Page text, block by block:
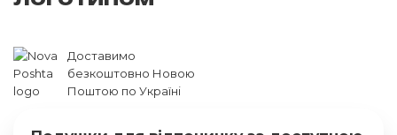
Доставимо
безкоштовно Новою
Поштою по Україні